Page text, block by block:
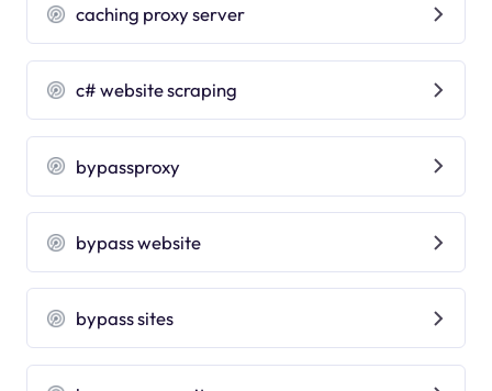
caching proxy server
c# website scraping
bypassproxy
bypass website
bypass sites